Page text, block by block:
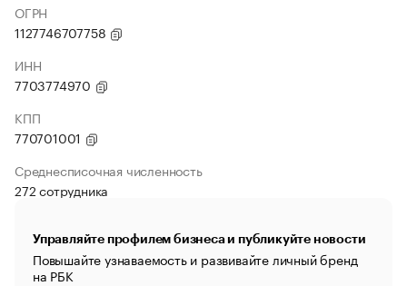
ОГРН
1127746707758
ИНН
7703774970
КПП
770701001
Среднесписочная численность
272 сотрудника
Управляйте профилем бизнеса и публикуйте новости
Повышайте узнаваемость и развивайте личный бренд
на РБК